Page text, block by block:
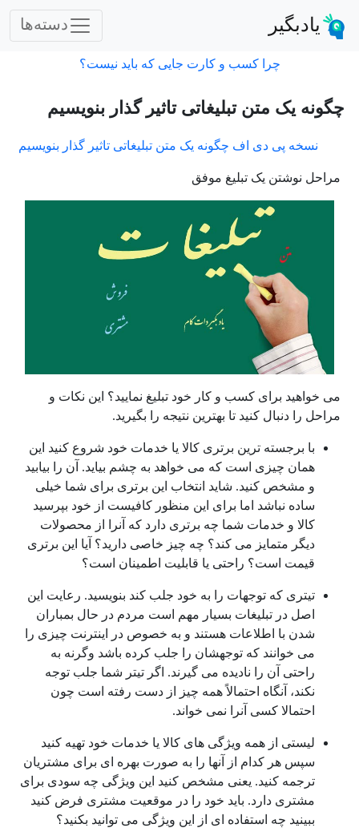
یادبگیر دسته‌ها
چرا کسب و کارت جایی که باید نیست؟
چگونه یک متن تبلیغاتی تاثیر گذار بنویسیم
نسخه پی دی اف چگونه یک متن تبلیغاتی تاثیر گذار بنویسیم
مراحل نوشتن یک تبلیغ موفق
می خواهید برای کسب و کار خود تبلیغ نمایید؟ این نکات و
مراحل را دنبال کنید تا بهترین نتیجه را بگیرید.
با برجسته ترین برتری کالا یا خدمات خود شروع کنید این
همان چیزی است که می خواهد به چشم بیاید. آن را بیابید
و مشخص کنید. شاید انتخاب این برتری برای شما خیلی
ساده نباشد اما برای این منظور کافیست از خود بپرسید
کالا و خدمات شما چه برتری دارد که آنرا از محصولات
دیگر متمایز می کند؟ چه چیز خاصی دارید؟ آیا این برتری
قیمت است؟ راحتی یا قابلیت اطمینان است؟
تیتری که توجهات را به خود جلب کند بنویسید. رعایت این
اصل در تبلیغات بسیار مهم است مردم در حال بمباران
شدن با اطلاعات هستند و به خصوص در اینترنت چیزی را
می خوانند که توجهشان را جلب کرده باشد وگرنه به
راحتی آن را نادیده می گیرند. اگر تیتر شما جلب توجه
نکند، آنگاه احتمالاً همه چیز از دست رفته است چون
احتمالا کسی آنرا نمی خواند.
لیستی از همه ویژگی های کالا یا خدمات خود تهیه کنید
سپس هر کدام از آنها را به صورت بهره ای برای مشتریان
ترجمه کنید. یعنی مشخص کنید این ویژگی چه سودی برای
مشتری دارد. باید خود را در موقعیت مشتری فرض کنید
ببینید چه استفاده ای از این ویژگی می توانید بکنید؟